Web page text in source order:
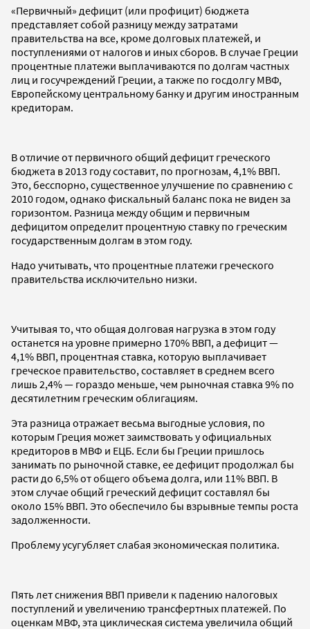
«Первичный» дефицит (или профицит) бюджета
представляет собой разницу между затратами
правительства на все, кроме долговых платежей, и
поступлениями от налогов и иных сборов. В случае Греции
процентные платежи выплачиваются по долгам частных
лиц и госучреждений Греции, а также по госдолгу МВФ,
Европейскому центральному банку и другим иностранным
кредиторам.
В отличие от первичного общий дефицит греческого
бюджета в 2013 году составит, по прогнозам, 4,1% ВВП.
Это, бесспорно, существенное улучшение по сравнению с
2010 годом, однако фискальный баланс пока не виден за
горизонтом. Разница между общим и первичным
дефицитом определит процентную ставку по греческим
государственным долгам в этом году.
Надо учитывать, что процентные платежи греческого
правительства исключительно низки.
Учитывая то, что общая долговая нагрузка в этом году
останется на уровне примерно 170% ВВП, а дефицит —
4,1% ВВП, процентная ставка, которую выплачивает
греческое правительство, составляет в среднем всего
лишь 2,4% — гораздо меньше, чем рыночная ставка 9% по
десятилетним греческим облигациям.
Эта разница отражает весьма выгодные условия, по
которым Греция может заимствовать у официальных
кредиторов в МВФ и ЕЦБ. Если бы Греции пришлось
занимать по рыночной ставке, ее дефицит продолжал бы
расти до 6,5% от общего объема долга, или 11% ВВП. В
этом случае общий греческий дефицит составлял бы
около 15% ВВП. Это обеспечило бы взрывные темпы роста
задолженности.
Проблему усугубляет слабая экономическая политика.
Пять лет снижения ВВП привели к падению налоговых
поступлений и увеличению трансфертных платежей. По
оценкам МВФ, эта циклическая система увеличила общий